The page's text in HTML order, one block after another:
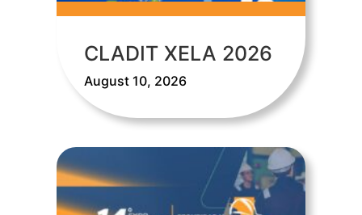
CLADIT XELA 2026
August 10, 2026